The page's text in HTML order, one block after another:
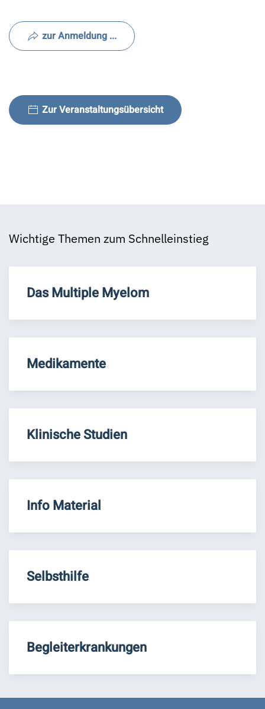
zur Anmeldung ...
Zur Veranstaltungsübersicht
Wichtige Themen zum Schnelleinstieg
Das Multiple Myelom
Medikamente
Klinische Studien
Info Material
Selbsthilfe
Begleiterkrankungen